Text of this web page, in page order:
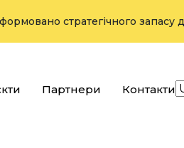
стратегічного запасу для
Партнери Контакти